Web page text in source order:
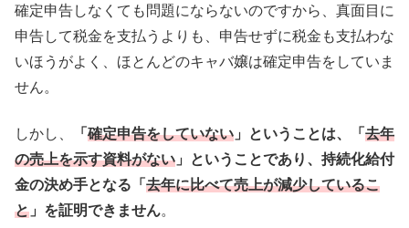
確定申告しなくても問題にならないのですから、真面目に
申告して税金を支払うよりも、申告せずに税金も支払わな
いほうがよく、ほとんどのキャバ嬢は確定申告をしていま
せん。
しかし、 「 確定申告をしていない 」ということは、「 去年
の売上を示す資料がない 」ということであり、 持続化給付
金の決め手となる「 去年に比べて売上が減少しているこ
と 」 を証明できません。